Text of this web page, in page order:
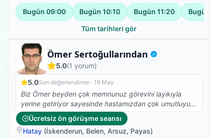
Bugün 09:00 Bugün 10:10 Bugün 11:20 Bugün
Tüm tarihleri gör
Ömer Sertoğullarından Doğrulanmış
Fizyoterapist
5.0(1 yorum)
5.0Son değerlendirme · 19 May
Biz Ömer beyden çok memnunuz görevini layıkıyla
yerine getiriyor sayesinde hastamızdan çok umutluyuz,
önceden ayağının altında uyarı verince sadece
parmaklarını oynatabilen hastamız şu an bacağını çekip
itebiliyor, yakın zamanda daha güzel şeyler
Ücretsiz ön görüşme seansı
Hatay (İskenderun, Belen, Arsuz, Payas)